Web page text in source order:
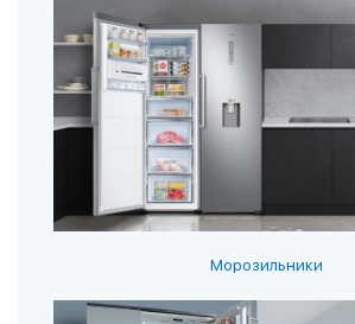
Морозильники